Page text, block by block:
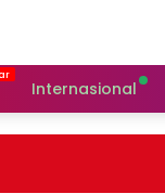
Internasional